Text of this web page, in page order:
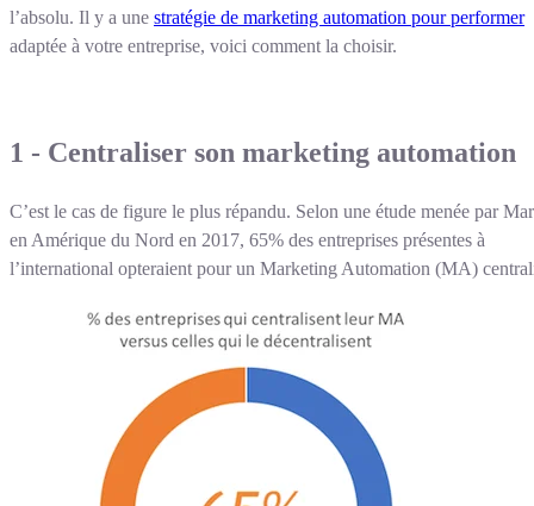
l’absolu. Il y a une stratégie de marketing automation pour performer
adaptée à votre entreprise, voici comment la choisir.
1 - Centraliser son marketing automation
C’est le cas de figure le plus répandu. Selon une étude menée par
en Amérique du Nord en 2017, 65% des entreprises présentes à
l’international opteraient pour un Marketing Automation (MA)